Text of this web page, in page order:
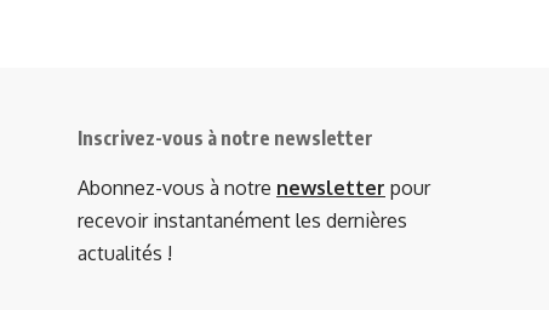
Inscrivez-vous à notre newsletter
Abonnez-vous à notre newsletter pour
recevoir instantanément les dernières
actualités !